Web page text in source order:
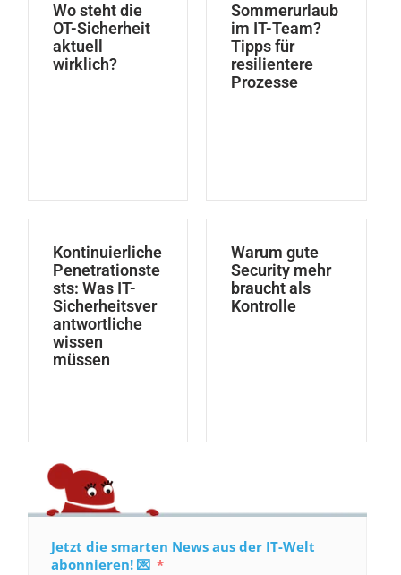
Wo steht die
OT-Sicherheit
aktuell
wirklich?
Sommerurlaub
im IT-Team?
Tipps für
resilientere
Prozesse
Kontinuierliche
Penetrationste
sts: Was IT-
Sicherheitsver
antwortliche
wissen
müssen
Warum gute
Security mehr
braucht als
Kontrolle
Jetzt die smarten News aus der IT-Welt
abonnieren! 💌